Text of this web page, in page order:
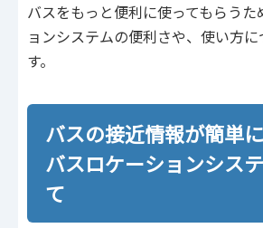
バスをもっと便利に使ってもらう
ョンシステムの便利さや、使い方
す。
バスの接近情報が簡単
バスロケーションシス
て